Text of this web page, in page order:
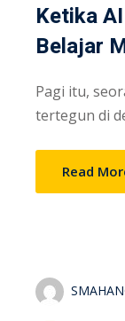
Ketika
Belajar
Pagi itu,
tertegun di
Read